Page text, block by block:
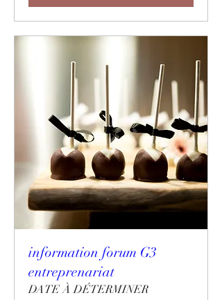
information forum G3
entreprenariat
DATE À DÉTERMINER